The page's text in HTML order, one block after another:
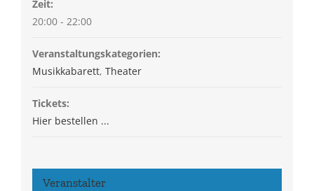
Zeit:
20:00 - 22:00
Veranstaltungskategorien:
Musikkabarett, Theater
Tickets:
Hier bestellen ...
Veranstalter